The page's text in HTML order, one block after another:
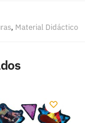
, Material Didáctico